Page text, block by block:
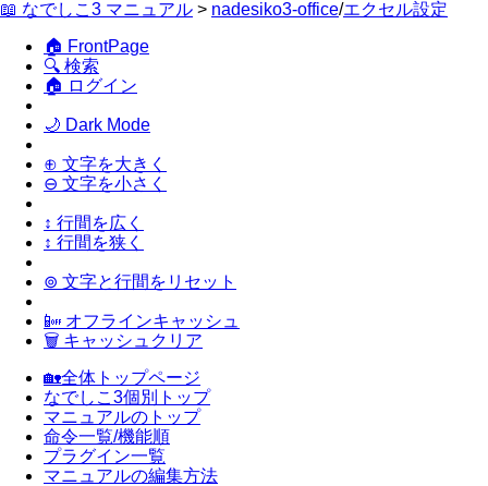
📖 なでしこ3 マニュアル > nadesiko3-office/エクセル設定
🏠 FrontPage
🔍 検索
🏠 ログイン
🌙 Dark Mode
⊕ 文字を大きく
⊖ 文字を小さく
↕ 行間を広く
↕ 行間を狭く
⊚ 文字と行間をリセット
📴 オフラインキャッシュ
🗑 キャッシュクリア
🏡全体トップページ
なでしこ3個別トップ
マニュアルのトップ
命令一覧/機能順
プラグイン一覧
マニュアルの編集方法